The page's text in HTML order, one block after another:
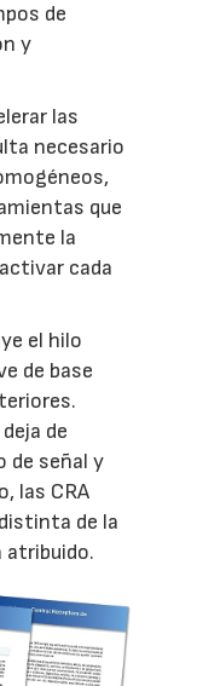
de
y
las
necesario
que
la
cada
el hilo
de base
de
de señal y
las CRA
de la
atribuido.